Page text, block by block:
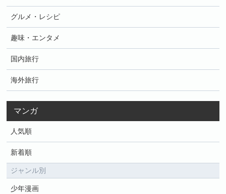
グルメ・レシピ
趣味・エンタメ
国内旅行
海外旅行
マンガ
人気順
新着順
ジャンル別
少年漫画